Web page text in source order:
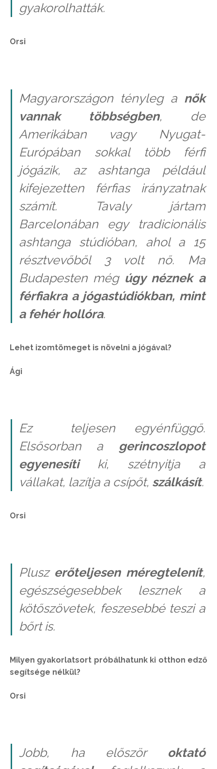
gyakorolhatták.
Orsi
Magyarországon tényleg a nők
vannak többségben, de
Amerikában vagy Nyugat-
Európában sokkal több férfi
jógázik, az ashtanga például
kifejezetten férfias irányzatnak
számít. Tavaly jártam
Barcelonában egy tradicionális
ashtanga stúdióban, ahol a 15
résztvevőből 3 volt nő. Ma
Budapesten még úgy néznek a
férfiakra a jógastúdiókban, mint
a fehér hollóra.
Lehet izomtömeget is növelni a jógával?
Ági
Ez teljesen egyénfüggő.
Elsősorban a gerincoszlopot
egyenesítiki, szétnyitja a
vállakat, lazítja a csípőt, szálkásít.
Orsi
Plusz erőteljesen méregtelenít,
egészségesebbek lesznek a
kötőszövetek, feszesebbé teszi a
bőrt is.
Milyen gyakorlatsort próbálhatunk ki otthon edző
segítsége nélkül?
Orsi
Jobb, ha először oktató